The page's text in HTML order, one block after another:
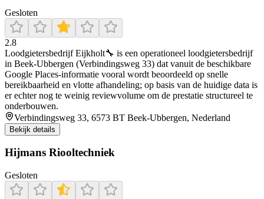
Gesloten
2.8
Loodgietersbedrijf Eijkholt🔧 is een operationeel loodgietersbedrijf
in Beek-Ubbergen (Verbindingsweg 33) dat vanuit de beschikbare
Google Places-informatie vooral wordt beoordeeld op snelle
bereikbaarheid en vlotte afhandeling; op basis van de huidige data is
er echter nog te weinig reviewvolume om de prestatie structureel te
onderbouwen.
Verbindingsweg 33, 6573 BT Beek-Ubbergen, Nederland
Bekijk details
Hijmans Riooltechniek
Gesloten